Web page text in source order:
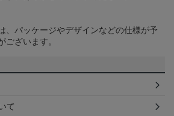
、パッケージやデザインなどの仕様が予
ございます。
て